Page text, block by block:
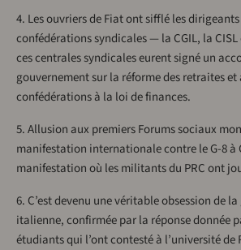
4. Les ouvriers de Fiat ont sifflé les
confédérations syndicales — la CGIL, la
ces centrales syndicales eurent signé un
gouvernement sur la réforme des retraites et
confédérations à la loi de finances.
5. Allusion aux premiers Forums sociaux
manifestation internationale contre le G-8 à
manifestation où les militants du PRC ont
6. C’est devenu une véritable obsession de
italienne, confirmée par la réponse donnée
étudiants qui l’ont contesté à l’université de